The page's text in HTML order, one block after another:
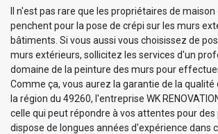
Il n'est pas rare que les propriétaires de
penchent pour la pose de crépi sur les murs
bâtiments. Si vous aussi vous choisissez de
murs extérieurs, sollicitez les services d'un
domaine de la peinture des murs pour
Comme ça, vous aurez la garantie de la qualité
la région du 49260, l'entreprise WK
celle qui peut répondre à vos attentes pour des
dispose de longues années d'expérience dans